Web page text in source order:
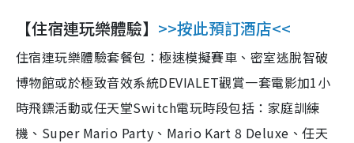
【住宿連玩樂體驗】 >>按此預訂酒店<<
住宿連玩樂體驗套餐包：極速模擬賽車、密室逃脫智破
博物館或於極致音效系統DEVIALET觀賞一套電影加1小
時飛鏢活動或任天堂Switch電玩時段包括：家庭訓練
機、Super Mario Party、Mario Kart 8 Deluxe、任天